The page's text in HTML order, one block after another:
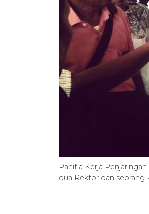
Panitia Kerja
dua Rektor dan seorang